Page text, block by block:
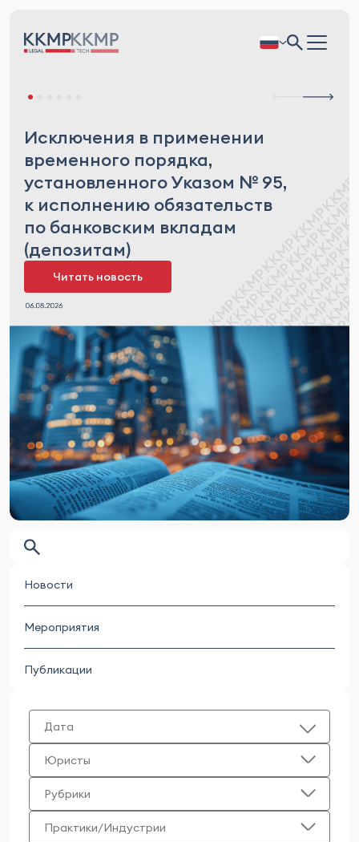
Исключения в применении
временного порядка,
установленного Указом № 95,
к исполнению обязательств
по банковским вкладам
(депозитам)
Читать новость
Новости
Мероприятия
Публикации
Дата
Юристы
Рубрики
Практики/Индустрии